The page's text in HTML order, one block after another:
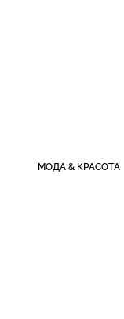
МОДА & КРАСОТА